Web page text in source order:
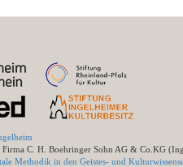
Firma C. H. Boehringer Sohn AG & Co.KG
Methodik in den Geistes- und